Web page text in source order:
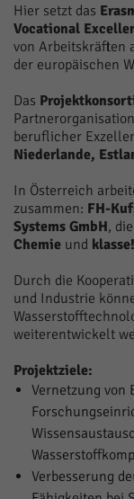
Hier setzt das
Vocational
von Arbeitskräften
der europäischen
Das
beruflicher
Niederlande,
In Österreich
zusammen: FH-
Systems GmbH, die
Chemie und
Durch die
und Industrie
weiterentwickelt
Projektziele:
Vernetzung von
Verbesserung